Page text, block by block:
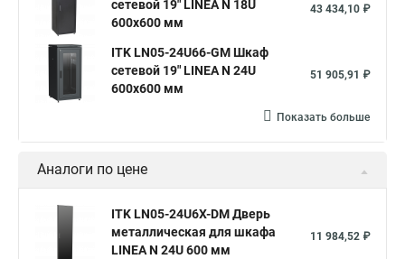
сетевой 19" LINEA N 18U
600х600 мм
43 434,10 ₽
ITK LN05-24U66-GM Шкаф
сетевой 19" LINEA N 24U
600х600 мм
51 905,91 ₽
Показать больше
Аналоги по цене
ITK LN05-24U6X-DM Дверь
металлическая для шкафа
LINEA N 24U 600 мм
11 984,52 ₽